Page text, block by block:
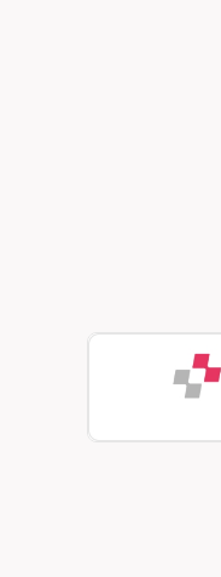
スマホス
スマホス
スマホス
スマホス
スマホス
スマホス